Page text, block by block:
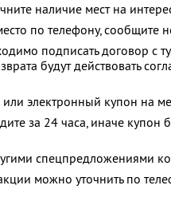
наличие мест на
по телефону, сообщите
подписать договор с
будут действовать
электронный купон на
за 24 часа, иначе купон
спецпредложениями
можно уточнить по